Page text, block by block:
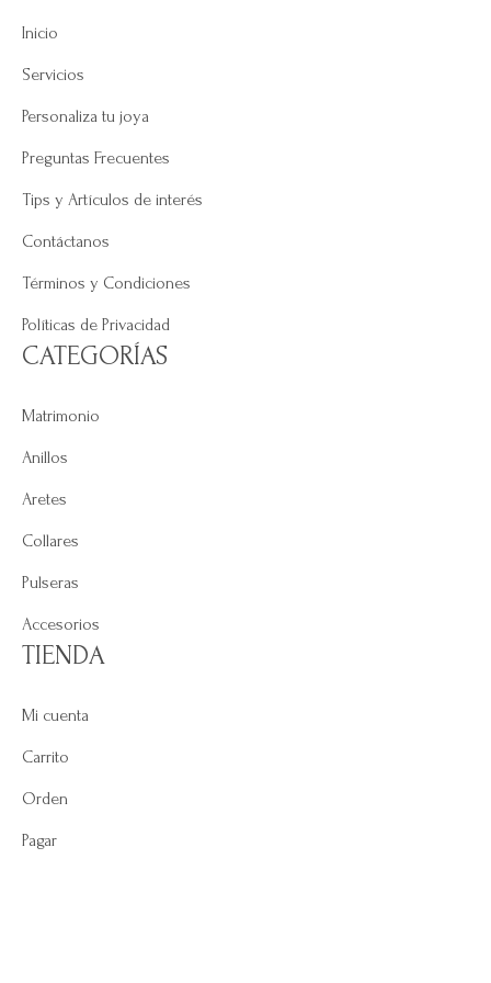
Inicio
Servicios
Personaliza tu joya
Preguntas Frecuentes
Tips y Artículos de interés
Contáctanos
Términos y Condiciones
Políticas de Privacidad
CATEGORÍAS
Matrimonio
Anillos
Aretes
Collares
Pulseras
Accesorios
TIENDA
Mi cuenta
Carrito
Orden
Pagar